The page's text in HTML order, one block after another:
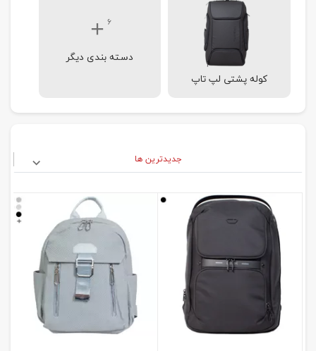
کوله پشتی لپ تاپ
۶
دسته بندی دیگر
جدیدترین ها